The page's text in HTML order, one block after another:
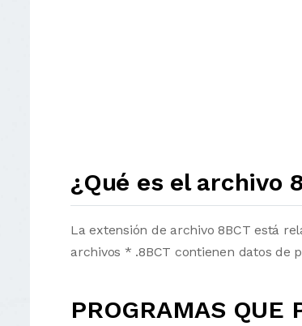
¿Qué es el archivo
La extensión de archivo 8BCT está
archivos * .8BCT contienen datos de
PROGRAMAS QUE